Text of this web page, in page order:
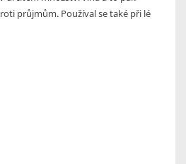
průjmům. Používal se také při lé